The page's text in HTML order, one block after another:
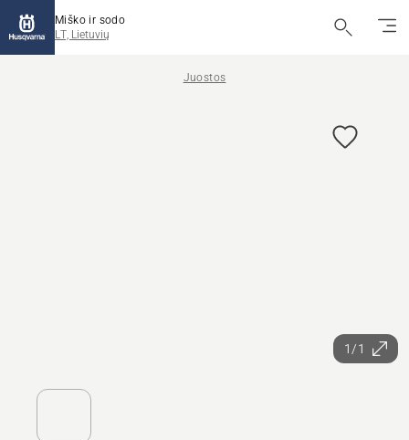
Miško ir sodo
LT, Lietuvių
Juostos
1/1